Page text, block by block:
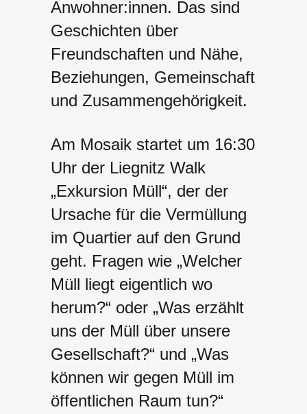
Anwohner:innen. Das sind
Geschichten über
Freundschaften und Nähe,
Beziehungen, Gemeinschaft
und Zusammengehörigkeit.
Am Mosaik startet um 16:30
Uhr der Liegnitz Walk
„Exkursion Müll“, der der
Ursache für die Vermüllung
im Quartier auf den Grund
geht. Fragen wie „Welcher
Müll liegt eigentlich wo
herum?“ oder „Was erzählt
uns der Müll über unsere
Gesellschaft?“ und „Was
können wir gegen Müll im
öffentlichen Raum tun?“